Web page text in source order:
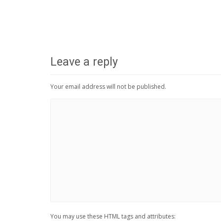
Leave a reply
Your email address will not be published.
You may use these HTML tags and attributes: